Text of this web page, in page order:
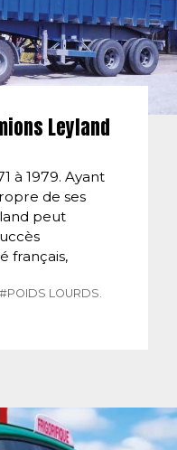
Leyland
à 1979. Ayant
de ses
peut
français,
#POIDS LOURDS.